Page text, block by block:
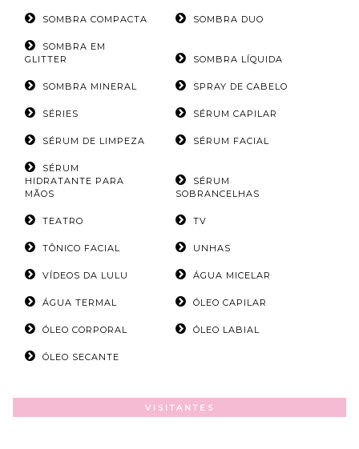
SOMBRA COMPACTA SOMBRA DUO
SOMBRA EM
GLITTER
SOMBRA LÍQUIDA
SOMBRA MINERAL SPRAY DE CABELO
SÉRIES SÉRUM CAPILAR
SÉRUM DE LIMPEZA SÉRUM FACIAL
SÉRUM
HIDRATANTE PARA
MÃOS
SÉRUM
SOBRANCELHAS
TEATRO TV
TÔNICO FACIAL UNHAS
VÍDEOS DA LULU ÁGUA MICELAR
ÁGUA TERMAL ÓLEO CAPILAR
ÓLEO CORPORAL ÓLEO LABIAL
ÓLEO SECANTE
VISITANTES